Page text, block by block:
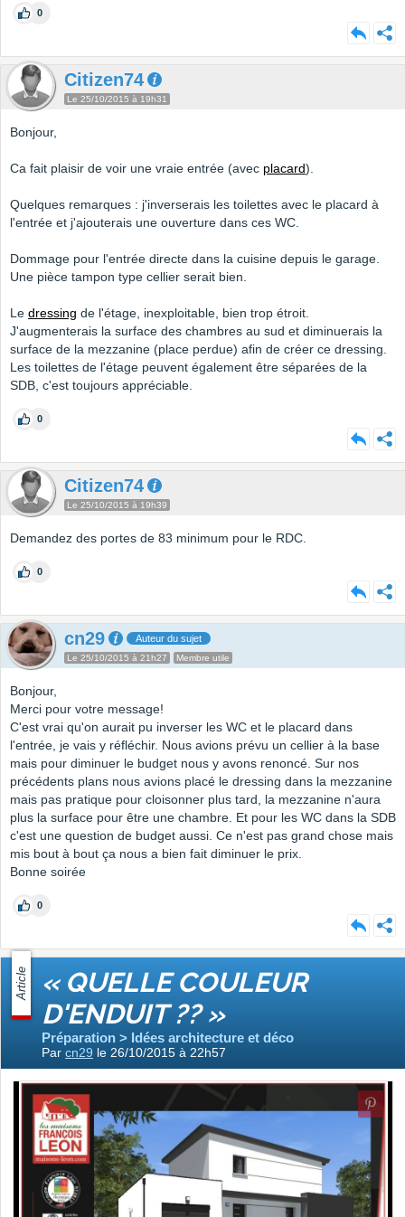
0
Citizen74
Le 25/10/2015 à 19h31
Bonjour,
Ca fait plaisir de voir une vraie entrée (avec placard).
Quelques remarques : j'inverserais les toilettes avec le placard à
l'entrée et j'ajouterais une ouverture dans ces WC.
Dommage pour l'entrée directe dans la cuisine depuis le garage.
Une pièce tampon type cellier serait bien.
Le dressing de l'étage, inexploitable, bien trop étroit.
J'augmenterais la surface des chambres au sud et diminuerais la
surface de la mezzanine (place perdue) afin de créer ce dressing.
Les toilettes de l'étage peuvent également être séparées de la
SDB, c'est toujours appréciable.
0
Citizen74
Le 25/10/2015 à 19h39
Demandez des portes de 83 minimum pour le RDC.
0
cn29 Auteur du sujet
Le 25/10/2015 à 21h27 Membre utile
Bonjour,
Merci pour votre message!
C'est vrai qu'on aurait pu inverser les WC et le placard dans
l'entrée, je vais y réfléchir. Nous avions prévu un cellier à la base
mais pour diminuer le budget nous y avons renoncé. Sur nos
précédents plans nous avions placé le dressing dans la mezzanine
mais pas pratique pour cloisonner plus tard, la mezzanine n'aura
plus la surface pour être une chambre. Et pour les WC dans la SDB
c'est une question de budget aussi. Ce n'est pas grand chose mais
mis bout à bout ça nous a bien fait diminuer le prix.
Bonne soirée
0
Article « QUELLE COULEUR
D'ENDUIT ?? »
Préparation > Idées architecture et déco
Par cn29 le 26/10/2015 à 22h57